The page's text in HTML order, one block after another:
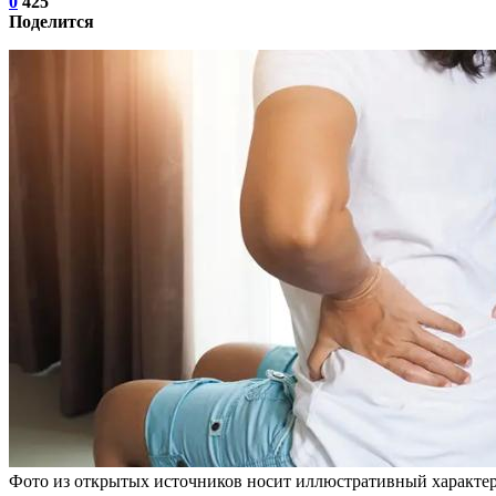
Поделится
Фото из открытых источников носит иллюстративный